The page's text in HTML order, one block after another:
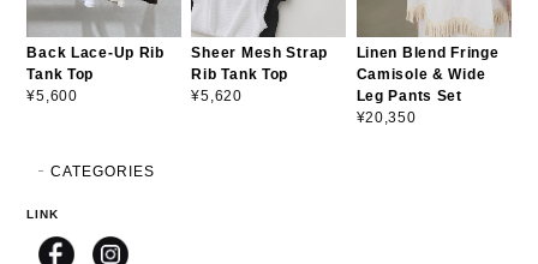
Back Lace-Up Rib
Tank Top
¥5,600
Sheer Mesh Strap
Rib Tank Top
¥5,620
Linen Blend Fringe
Camisole & Wide
Leg Pants Set
¥20,350
CATEGORIES
LINK